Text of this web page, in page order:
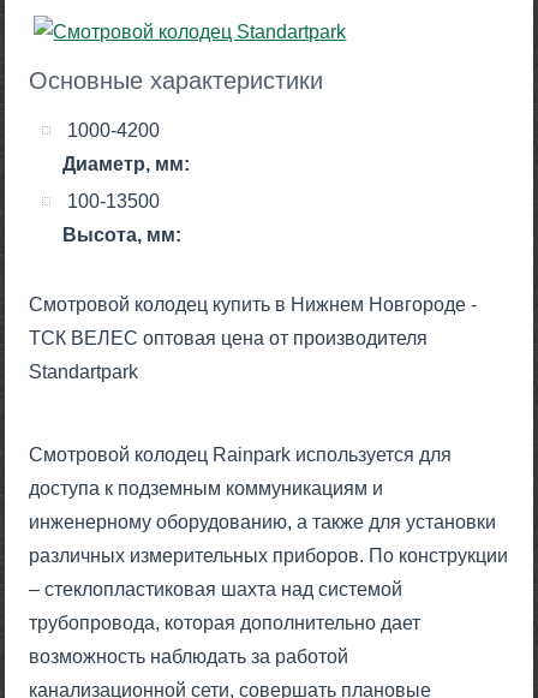
Основные характеристики
Диаметр, мм:
1000-4200
Высота, мм:
100-13500
Смотровой колодец купить в Нижнем Новгороде -
ТСК ВЕЛЕС оптовая цена от производителя
Standartpark
Смотровой колодец Rainpark используется для
доступа к подземным коммуникациям и
инженерному оборудованию, а также для установки
различных измерительных приборов. По конструкции
– стеклопластиковая шахта над системой
трубопровода, которая дополнительно дает
возможность наблюдать за работой
канализационной сети, совершать плановые